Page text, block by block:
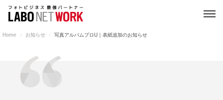
Home お知らせ 写真アルバムプロU｜表紙追加のお知らせ